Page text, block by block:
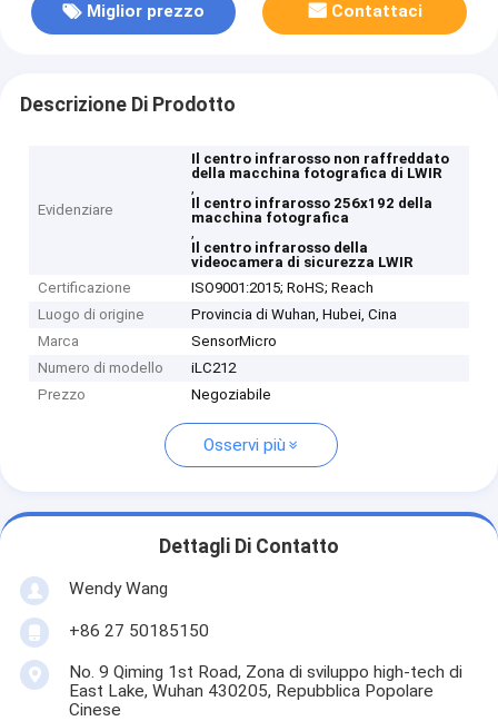
Miglior prezzo Contattaci
Descrizione Di Prodotto
Evidenziare
Il centro infrarosso non raffreddato
della macchina fotografica di LWIR
,
Il centro infrarosso 256x192 della
macchina fotografica
,
Il centro infrarosso della
videocamera di sicurezza LWIR
Certificazione
ISO9001:2015; RoHS; Reach
Luogo di origine
Provincia di Wuhan, Hubei, Cina
Marca
SensorMicro
Numero di modello
iLC212
Prezzo
Negoziabile
Osservi più
Dettagli Di Contatto
Wendy Wang
+86 27 50185150
No. 9 Qiming 1st Road, Zona di sviluppo high-tech di
East Lake, Wuhan 430205, Repubblica Popolare
Cinese